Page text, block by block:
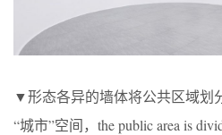
▼形态各异的墙体将公共区域划
“城市”空间，the public area is